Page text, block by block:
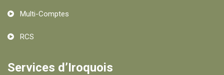
Multi-Comptes
RCS
Services d’Iroquois